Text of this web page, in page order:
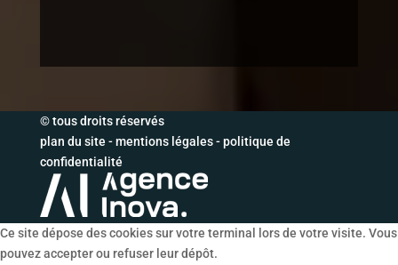
© tous droits réservés
plan du site -mentions légales-politique de
confidentialité
Ce site dépose des cookies sur votre terminal lors de votre visite. Vous
pouvez accepter ou refuser leur dépôt.